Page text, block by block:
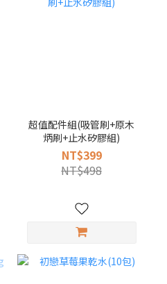
超值配件組(吸管刷+原木
炳刷+止水矽膠組)
NT$399
NT$498